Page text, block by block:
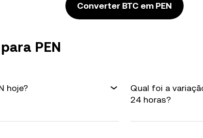
Converter BTC em PEN
PEN
hoje?
Qual foi a
24 horas?